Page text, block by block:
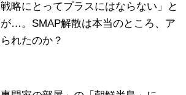
略にとってプラスにはならない」と
…。SMAP解散は本当のところ、ア
れたのか？